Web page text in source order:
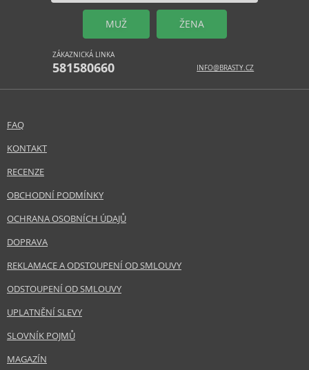
MUŽ ŽENA
ZÁKAZNICKÁ LINKA
581580660 INFO@BRASTY.CZ
FAQ
KONTAKT
RECENZE
OBCHODNÍ PODMÍNKY
OCHRANA OSOBNÍCH ÚDAJŮ
DOPRAVA
REKLAMACE A ODSTOUPENÍ OD SMLOUVY
ODSTOUPENÍ OD SMLOUVY
UPLATNĚNÍ SLEVY
SLOVNÍK POJMŮ
MAGAZÍN